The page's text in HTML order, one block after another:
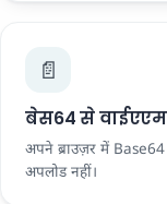
📄
बेस64 से
अपने ब्राउज़र में
अपलोड नहीं।